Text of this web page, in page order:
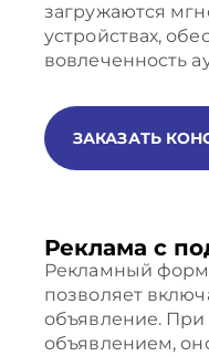
загружаются
устройствах,
вовлеченность
ЗАКАЗАТЬ
Реклама с
Рекламный
позволяет
объявление. При
объявлением,